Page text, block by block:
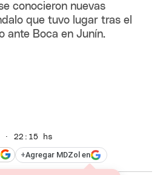
conocieron nuevas
que tuvo lugar tras el
ante Boca en Junín.
· 22:15 hs
+Agregar MDZol en